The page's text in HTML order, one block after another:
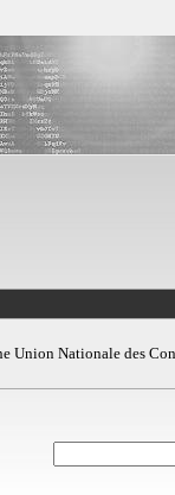
Union Nationale des